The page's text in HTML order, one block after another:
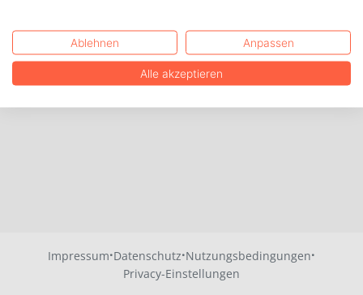
Impressum·Datenschutz·Nutzungsbedingungen·
Privacy-Einstellungen
Ablehnen Anpassen
Alle akzeptieren